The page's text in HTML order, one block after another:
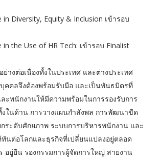
in Diversity, Equity & Inclusion เข้ารอบ
in the Use of HR Tech: เข้ารอบ Finalist
ย่างต่อเนื่องทั้งในประเทศ และต่างประเทศ
คคลจึงต้องพร้อมรับมือ และเป็นพันธมิตรที่
พนักงานให้มีความพร้อมในการรองรับการ
ในด้าน การวางแผนกำลังพล การพัฒนาขีด
ระดับศักยภาพ ระบบการบริหารพนักงาน และ
นต่อโลกและธุรกิจที่เปลี่ยนแปลงอยู่ตลอด
ร อยู่ยืน รองกรรมการผู้จัดการใหญ่ สายงาน